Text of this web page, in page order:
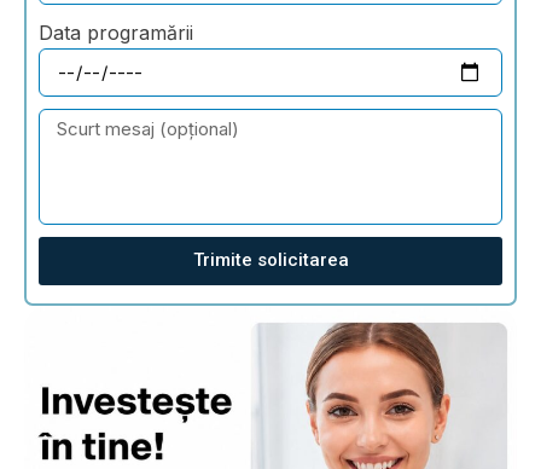
Data programării
Trimite solicitarea